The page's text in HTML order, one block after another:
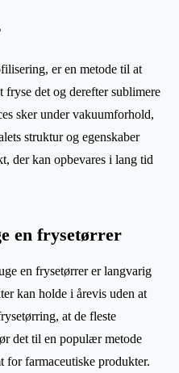
er en metode til at
fryse det og derefter sublimere
sker under vakuumforhold,
struktur og egenskaber
der kan opbevares i lang tid
en frysetørrer
en frysetørrer er langvarig
kan holde i årevis uden at
at de fleste
det til en populær metode
for farmaceutiske produkter.